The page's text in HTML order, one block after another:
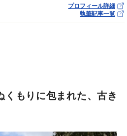
プロフィール詳細
執筆記事一覧
くもりに包まれた、古き